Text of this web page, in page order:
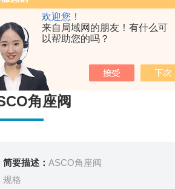
欢迎您！
来自局域网的朋友！有什么可
以帮助您的吗？
角座阀
简要描述： ASCO角座阀
规格